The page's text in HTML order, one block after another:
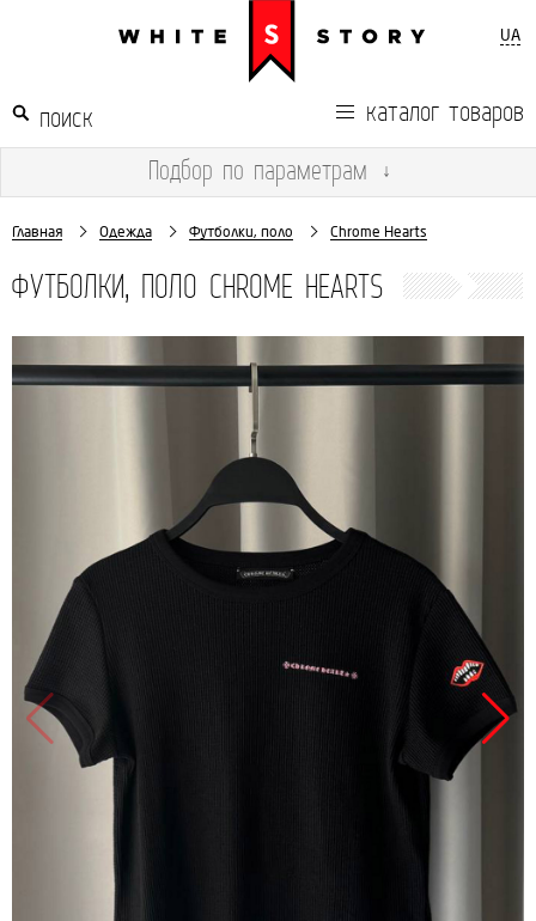
UA
каталог товаров
Подбор по параметрам ↓
Главная Одежда Футболки, поло Chrome Hearts
ФУТБОЛКИ, ПОЛО CHROME HEARTS